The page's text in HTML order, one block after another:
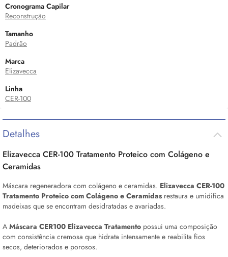
Cronograma Capilar
Reconstrução
Tamanho
Padrão
Marca
Elizavecca
Linha
CER-100
Detalhes
Elizavecca CER-100 Tratamento Proteico com Colágeno e
Ceramidas
Máscara regeneradora com colágeno e ceramidas. Elizavecca CER-100
Tratamento Proteico com Colágeno e Ceramidas restaura e umidifica
madeixas que se encontram desidratadas e avariadas.
A Máscara CER100 Elizavecca Tratamento possui uma composição
com consistência cremosa que hidrata intensamente e reabilita fios
secos, deteriorados e porosos.